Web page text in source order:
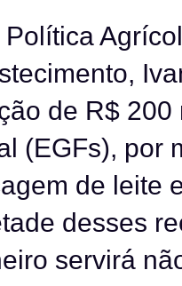
de R$
(EGFs), por
de leite
desses
servirá